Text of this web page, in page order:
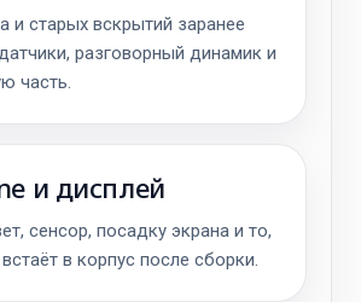
и старых вскрытий заранее
разговорный динамик и
часть.
и дисплей
сенсор, посадку экрана и то,
в корпус после сборки.